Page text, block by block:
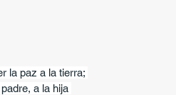
la paz a la tierra;
a la hija